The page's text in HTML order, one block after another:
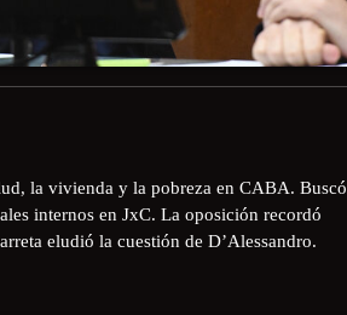
la vivienda y la pobreza en CABA. Buscó
internos en JxC. La oposición recordó
eludió la cuestión de D’Alessandro.